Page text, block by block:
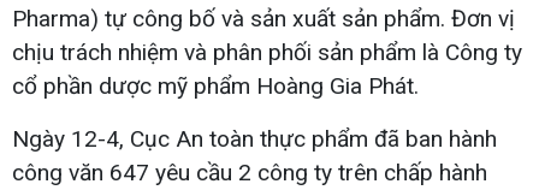
Pharma) tự công bố và sản xuất sản phẩm. Đơn vị
chịu trách nhiệm và phân phối sản phẩm là Công ty
cổ phần dược mỹ phẩm Hoàng Gia Phát.
Ngày 12-4, Cục An toàn thực phẩm đã ban hành
công văn 647 yêu cầu 2 công ty trên chấp hành